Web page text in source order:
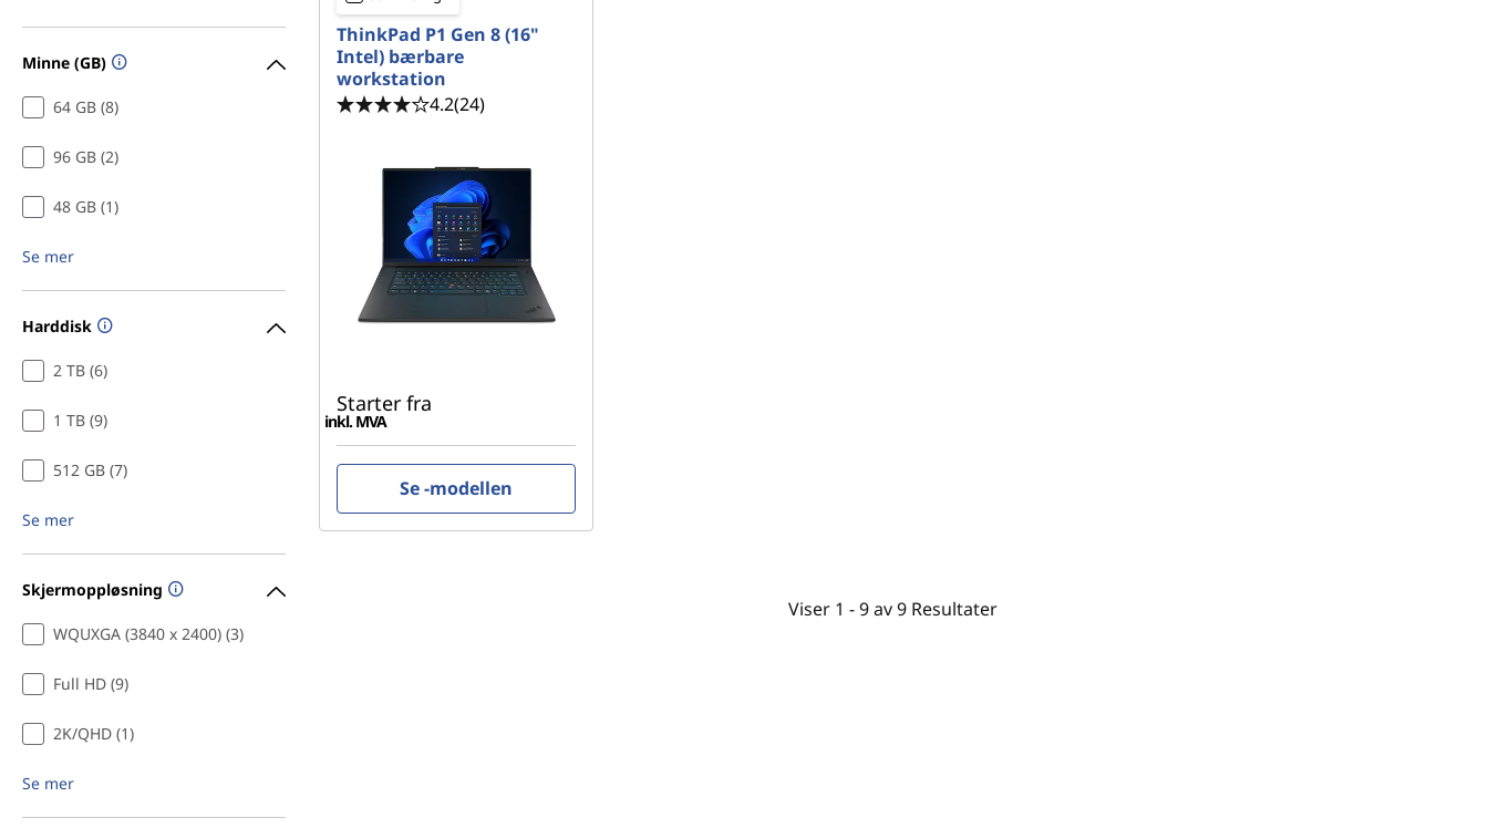
h
u
&
n
Minne (GB)
64 GB (8)
96 GB (2)
48 GB (1)
Se mer
Harddisk
2 TB (6)
1 TB (9)
512 GB (7)
Se mer
Skjermoppløsning
WQUXGA (3840 x 2400) (3)
Full HD (9)
2K/QHD (1)
Se mer
ThinkPad P1 Gen 8 (16"
Intel) bærbare
workstation
4.2(24)
Starter fra
inkl. MVA
Se -modellen
Viser1 -9 av 9 Resultater